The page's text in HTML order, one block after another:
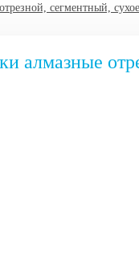
сегментный,
алмазные